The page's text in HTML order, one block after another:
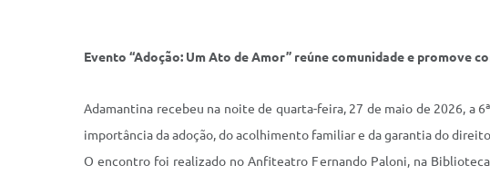
Evento “Adoção: Um Ato de Amor” reúne comunidade e promove
Adamantina recebeu na noite de quarta-feira, 27 de maio de 2026, a
importância da adoção, do acolhimento familiar e da garantia do
O encontro foi realizado no Anfiteatro Fernando Paloni, na